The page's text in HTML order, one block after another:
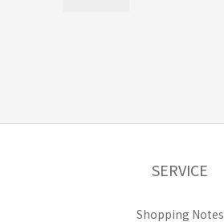
SERVICE
Shopping Notes